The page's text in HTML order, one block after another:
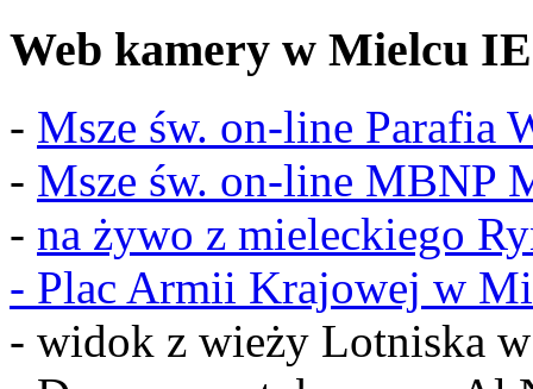
Web kamery w Mielcu IE
- Msze św. on-line Parafia
- Msze św. on-line MBNP
- na żywo z mieleckiego
- Plac Armii Krajowej w
- widok z wieży Lotniska